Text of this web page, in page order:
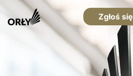
Zgłoś się